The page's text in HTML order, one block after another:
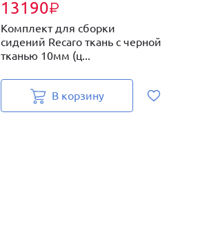
13190₽
Комплект для сборки
сидений Recaro ткань с черной
тканью 10мм (ц...
В корзину